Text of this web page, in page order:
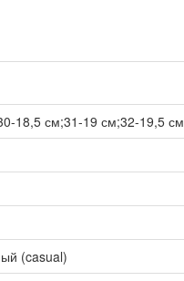
18,5 см;31-19 см;32-19,5 см
(casual)